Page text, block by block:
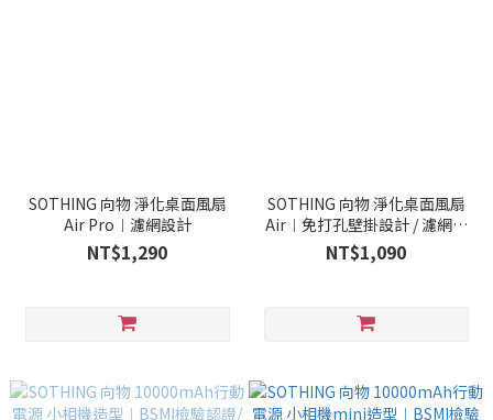
SOTHING 向物 淨化桌面風扇
Air Pro︱濾網設計
NT$1,290
SOTHING 向物 淨化桌面風扇
Air︱免打孔壁掛設計 / 濾網設
計
NT$1,090